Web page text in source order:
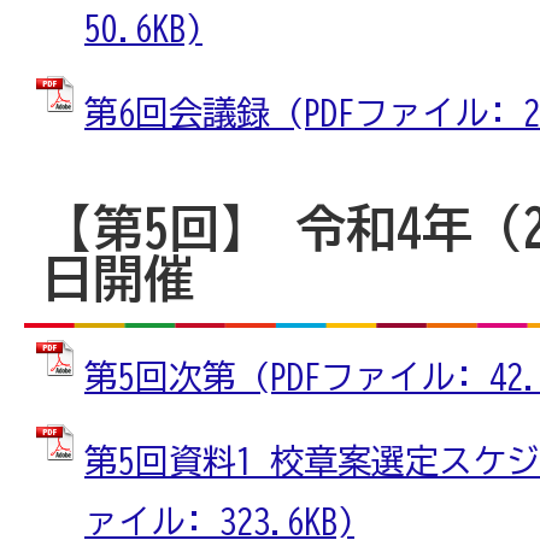
50.6KB)
第6回会議録 (PDFファイル:
【第5回】 令和4年（
日開催
第5回次第 (PDFファイル:
第5回資料1 校章案選定スケ
ァイル: 323.6KB)